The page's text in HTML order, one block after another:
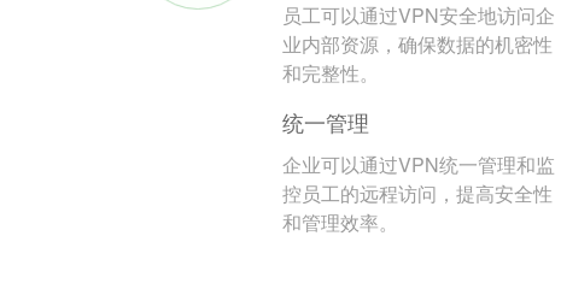
员工可以通过VPN安全地访问企
业内部资源，确保数据的机密性
和完整性。
统一管理
企业可以通过VPN统一管理和监
控员工的远程访问，提高安全性
和管理效率。